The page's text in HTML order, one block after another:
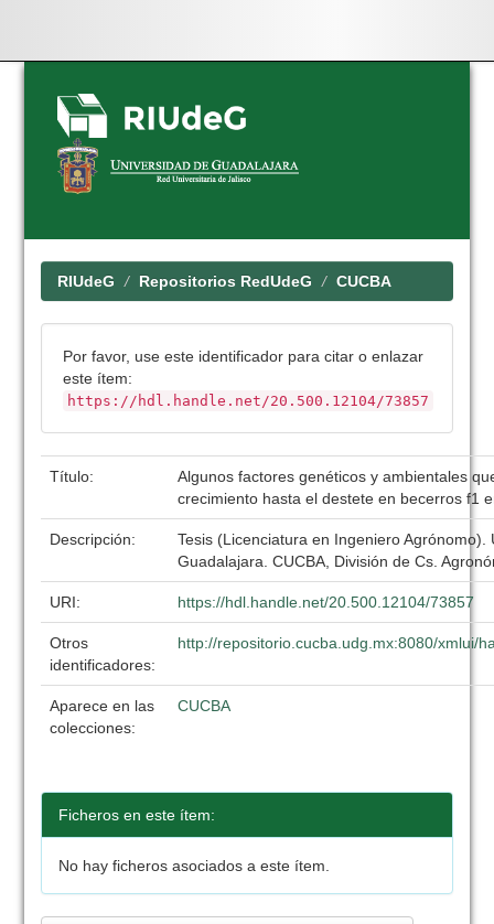
Skip
navigation
RIUdeG Repositorios RedUdeG CUCBA
Por favor, use este identificador para citar o enlazar
este ítem:
https://hdl.handle.net/20.500.12104/73857
Título:
Algunos factores genéticos y ambientales
crecimiento hasta el destete en becerros f1
Descripción:
Tesis (Licenciatura en Ingeniero Agrónomo).
Guadalajara. CUCBA, División de Cs.
URI: https://hdl.handle.net/20.500.12104/73857
Otros
identificadores:
http://repositorio.cucba.udg.mx:8080/xmlui/
Aparece en las
colecciones:
CUCBA
Ficheros en este ítem:
No hay ficheros asociados a este ítem.